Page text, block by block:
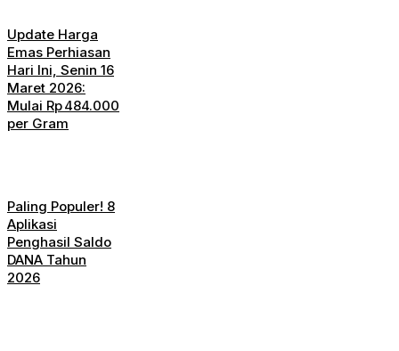
Update Harga
Emas Perhiasan
Hari Ini, Senin 16
Maret 2026:
Mulai Rp 484.000
per Gram
Paling Populer! 8
Aplikasi
Penghasil Saldo
DANA Tahun
2026